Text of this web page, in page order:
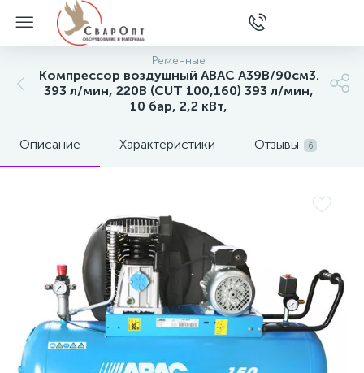
Ременные
Компрессор воздушный ABAC A39B/90см3.
393 л/мин, 220В (CUT 100,160) 393 л/мин,
10 бар, 2,2 кВт,
Описание Характеристики Отзывы 6